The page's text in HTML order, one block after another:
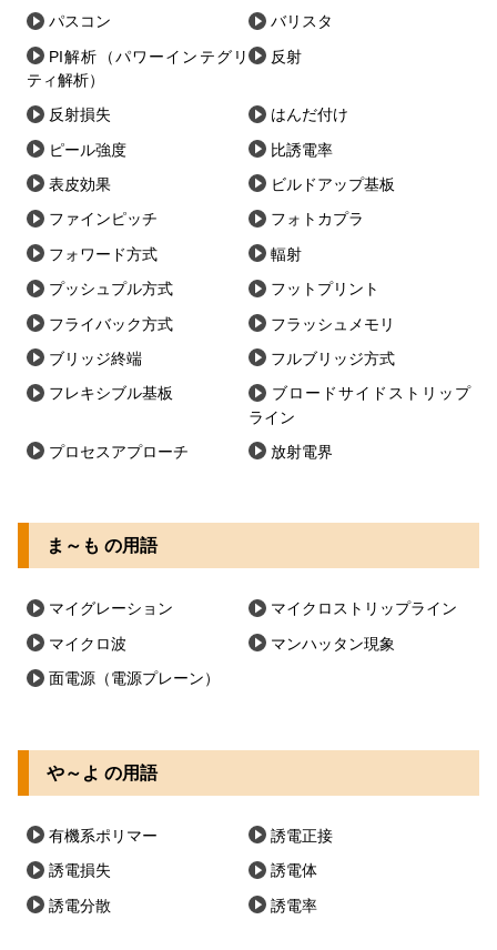
パスコン バリスタ
PI解析（パワーインテグリ
ティ解析）
反射
反射損失 はんだ付け
ピール強度 比誘電率
表皮効果 ビルドアップ基板
ファインピッチ フォトカプラ
フォワード方式 輻射
プッシュプル方式 フットプリント
フライバック方式 フラッシュメモリ
ブリッジ終端 フルブリッジ方式
フレキシブル基板
ブロードサイドストリップ
ライン
プロセスアプローチ 放射電界
ま～も の用語
マイグレーション マイクロストリップライン
マイクロ波 マンハッタン現象
面電源（電源プレーン）
や～よ の用語
有機系ポリマー 誘電正接
誘電損失 誘電体
誘電分散 誘電率